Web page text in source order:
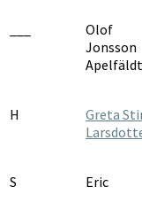
Olof
Jonsson
Apelfäldt
H
Greta
S Eric